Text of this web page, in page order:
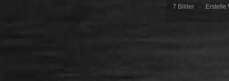
7 Bilder · Erstelle